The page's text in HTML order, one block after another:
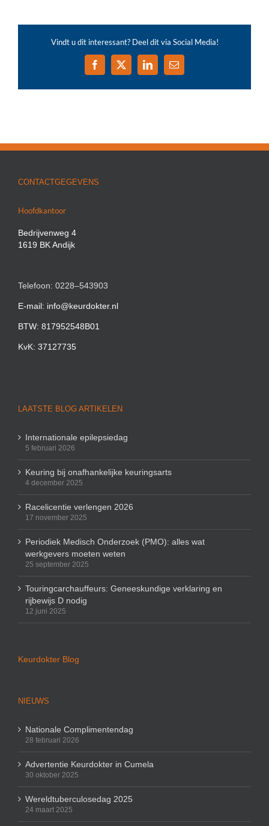
Vindt u dit interessant? Deel dit via Social Media!
Facebook
X LinkedIn
E-
CONTACTGEGEVENS
Hoofdkantoor
Bedrijvenweg 4
1619 BK Andijk
Telefoon: 0228–543903
E-mail: info@keurdokter.nl
BTW: 817952548B01
KvK: 37127735
LAATSTE BLOG ARTIKELEN
Internationale epilepsiedag
5 februari 2026
Keuring bij onafhankelijke keuringsarts
4 december 2025
Racelicentie verlengen 2026
17 november 2025
Periodiek Medisch Onderzoek (PMO): alles wat
werkgevers moeten weten
25 september 2025
Touringcarchauffeurs: Geneeskundige verklaring en
rijbewijs D nodig
12 juni 2025
Keurdokter Blog
NIEUWS
Nationale Complimentendag
28 februari 2026
Advertentie Keurdokter in Cumela
30 oktober 2025
Wereldtuberculosedag 2025
24 maart 2025